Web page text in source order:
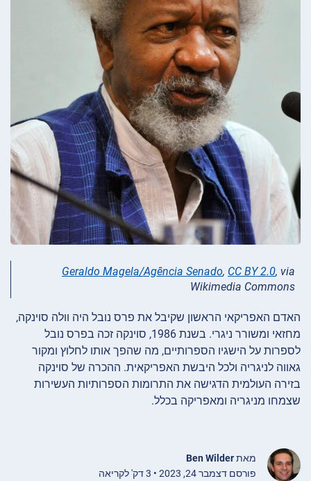
Geraldo Magela/Agência Senado, CC BY 2.0, via
Wikimedia Commons
האדם האפריקאי הראשון שקיבל את פרס נובל היה וולה סוינקה,
מחזאי ומשורר ניגרי. בשנת 1986, סוינקה זכה בפרס נובל
לספרות על הישגיו הספרותיים, מה שהפך אותו לחלוץ ומקור
גאווה לניגריה ולכל היבשת האפריקאית. ההכרה של סוינקה
בזירה העולמית הדגישה את התרומות הספרותיות העשירות
שצמחו מניגריה ומאפריקה בכלל.
מאתBen Wilder
פורסם דצמבר 24, 2023 • 3 דק' לקריאה